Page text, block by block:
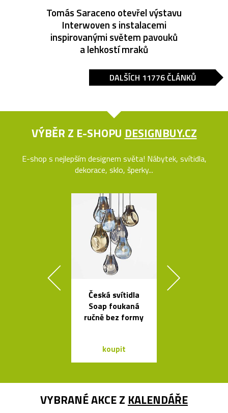
Tomás Saraceno otevřel výstavu
Interwoven s instalacemi
inspirovanými světem pavouků
a lehkostí mraků
DALŠÍCH 11776 ČLÁNKŮ
VÝBĚR Z E-SHOPU DESIGNBUY.CZ
E-shop s nejlepším designem světa! Nábytek, svítidla,
dekorace, sklo, šperky...
Česká svítidla
Soap foukaná
ručně bez formy
koupit
VYBRANÉ AKCE Z KALENDÁŘE